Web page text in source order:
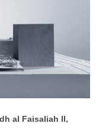
al Faisaliah II,